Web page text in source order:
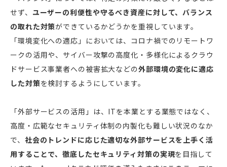
せず、 ユーザーの利便性や守るべき資産に対して、バランス
の取れた対策ができているかどうかを重視しています。
「環境変化への適応」においては、コロナ禍でのリモートワ
ークの活用や、サイバー攻撃の高度化・多様化によるクラウ
ドサービス事業者への被害拡大などの外部環境の変化に適応
した対策を検討するようにしています。
「外部サービスの活用」は、ITを本業とする業態ではなく、
高度・広範なセキュリティ体制の内製化も難しい状況のなか
で、 社会のトレンドに応じた適切な外部サービスを上手く活
用することで、徹底したセキュリティ対策の実現を目指して